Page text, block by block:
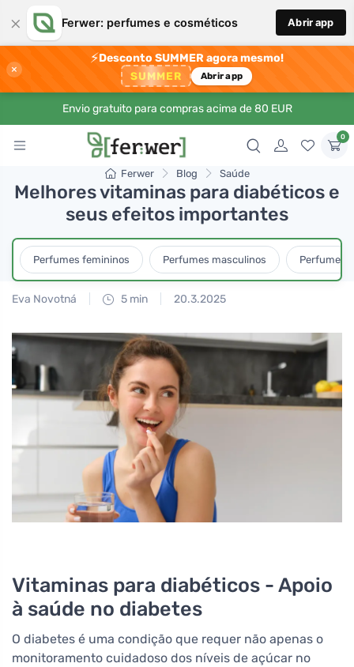
× Ferwer: perfumes e cosméticos Abrir app
×
⚡Desconto SUMMER agora mesmo!
SUMMER Abrir app
Envio gratuito para compras acima de 80 EUR
0
Ferwer Blog Saúde
Melhores vitaminas para diabéticos e
seus efeitos importantes
Perfumes femininos Perfumes masculinos Perfumes
Eva Novotná 5 min 20.3.2025
Vitaminas para diabéticos - Apoio
à saúde no diabetes
O diabetes é uma condição que requer não apenas o
monitoramento cuidadoso dos níveis de açúcar no